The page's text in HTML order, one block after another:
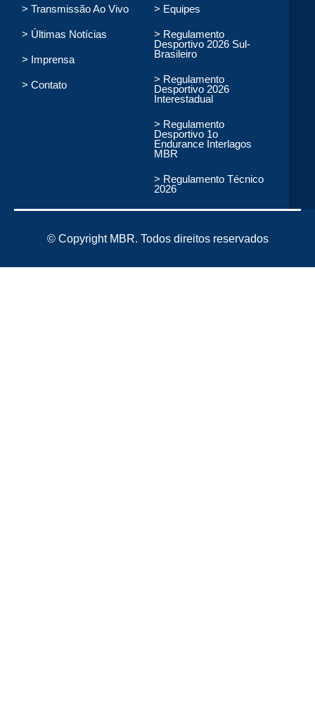
Toninho Carvalho
> Transmissão Ao Vivo
> Últimas Notícias
> Imprensa
> Contato
> Equipes
> Regulamento
Desportivo 2026 Sul-
Brasileiro
> Regulamento
Desportivo 2026
Interestadual
> Regulamento
Desportivo 1o
Endurance Interlagos
MBR
> Regulamento Técnico
2026
© Copyright MBR. Todos direitos reservados